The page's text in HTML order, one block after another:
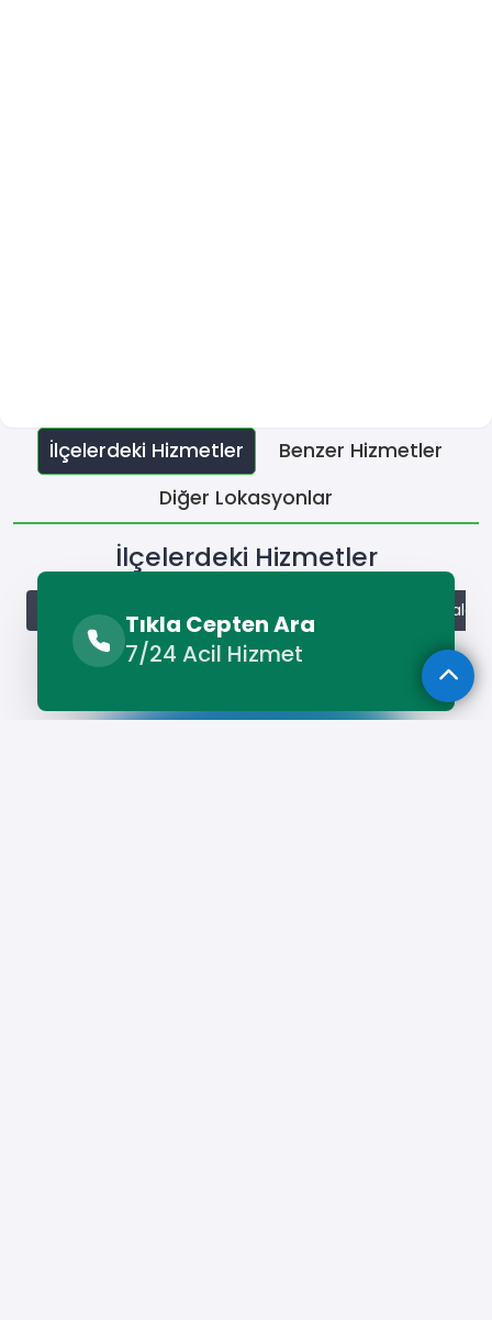
Tıkla Cepten Ara
7/24 Acil Hizmet
İlçelerdeki Hizmetler
Benzer Hizmetler
Diğer Lokasyonlar
İlçelerdeki Hizmetler
Enez Tır Kiralama İpsala Tır